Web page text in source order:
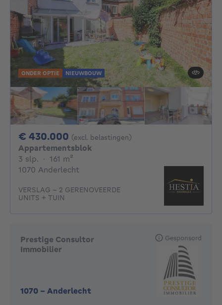
ONDER OPTIE NIEUWBOUW
€ 430.000 430000€
(excl. belastingen)
Appartementsblok
3 slp. 3 slaapkamers
· 161 m²
1070 Anderlecht
VERSLAG - 2 GERENOVEERDE
UNITS + TUIN
Prestige Consultor
Immobilier
1070 - Anderlecht
Gesponsord